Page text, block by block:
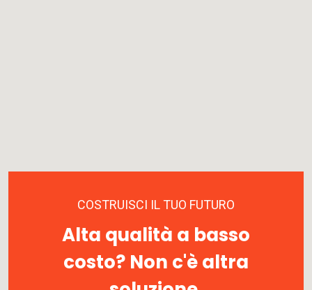
COSTRUISCI IL TUO FUTURO
Alta qualità a basso
costo? Non c'è altra